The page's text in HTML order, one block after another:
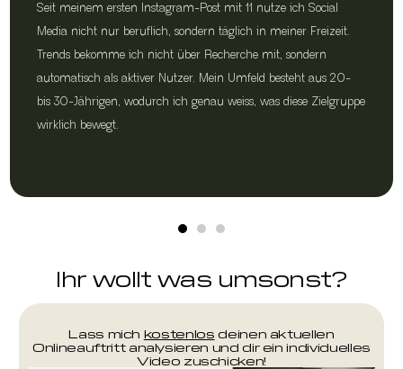
Seit meinem ersten Instagram-Post mit 11 nutze ich Social
Media nicht nur beruflich, sondern täglich in meiner Freizeit.
Trends bekomme ich nicht über Recherche mit, sondern
automatisch als aktiver Nutzer. Mein Umfeld besteht aus 20-
bis 30-Jährigen, wodurch ich genau weiss, was diese Zielgruppe
wirklich bewegt.
Ihr wollt was umsonst?
Lass mich kostenlos deinen aktuellen
Onlineauftritt analysieren und dir ein individuelles
Video zuschicken!